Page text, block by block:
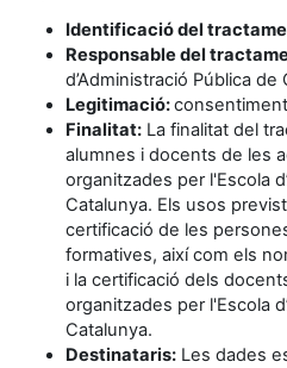
Identificació del
Responsable del
d’Administració Pública de
Legitimació:
Finalitat: La finalitat del
alumnes i docents de les
organitzades per l'Escola
Catalunya. Els usos
certificació de les
formatives, així com els
i la certificació dels
organitzades per l'Escola
Catalunya.
Destinataris: Les dades